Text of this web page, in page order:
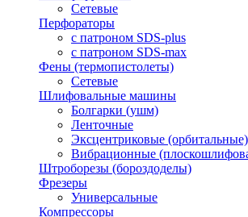
Сетевые
Перфораторы
с патроном SDS-plus
с патроном SDS-max
Фены (термопистолеты)
Сетевые
Шлифовальные машины
Болгарки (ушм)
Ленточные
Эксцентриковые (орбитальные)
Вибрационные
Штроборезы (бороздоделы)
Фрезеры
Универсальные
Компрессоры